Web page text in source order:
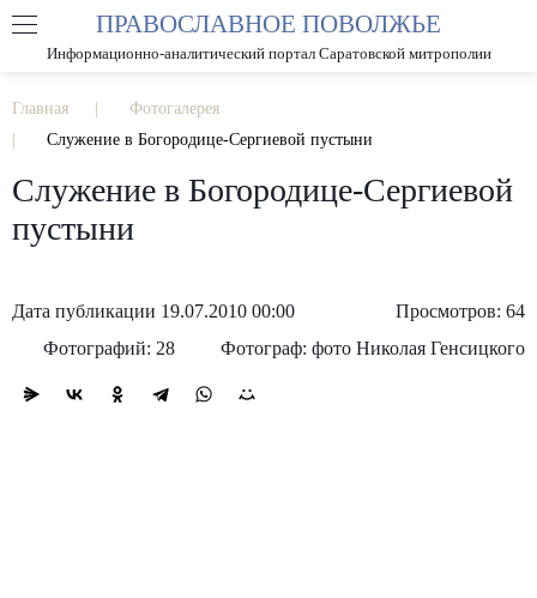
РАЗМЕР ШРИФТА А А
ПРАВОСЛАВНОЕ ПОВОЛЖЬЕ
Информационно-аналитический портал Саратовской митрополии
Главная
Фотогалерея
Служение в Богородице-Сергиевой пустыни
Служение в Богородице-Сергиевой
пустыни
Дата публикации 19.07.2010 00:00
Просмотров: 64
Фотографий: 28
Фотограф: фото Николая Генсицкого